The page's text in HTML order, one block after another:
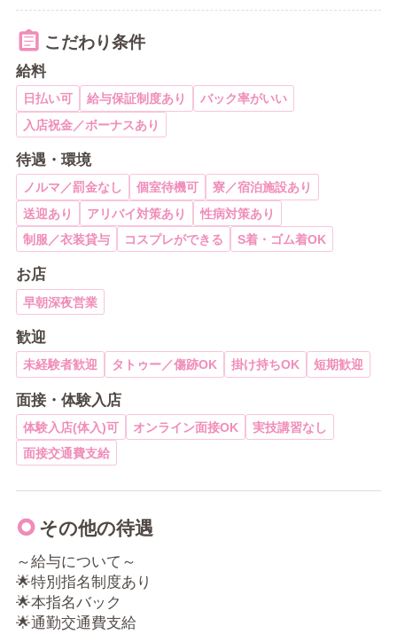
こだわり条件
給料
日払い可 給与保証制度あり
バック率がいい
入店祝金／ボーナスあり
待遇・環境
ノルマ／罰金なし 個室待機可
寮／宿泊施設あり
送迎あり
アリバイ対策あり
性病対策あり
制服／衣装貸与
コスプレができる S着・ゴム着OK
お店
早朝深夜営業
歓迎
未経験者歓迎 タトゥー／傷跡OK 掛け持ちOK 短期歓迎
面接・体験入店
体験入店(体入)可 オンライン面接OK
実技講習なし
面接交通費支給
その他の待遇
～給与について～
🌟特別指名制度あり
🌟本指名バック
🌟通勤交通費支給